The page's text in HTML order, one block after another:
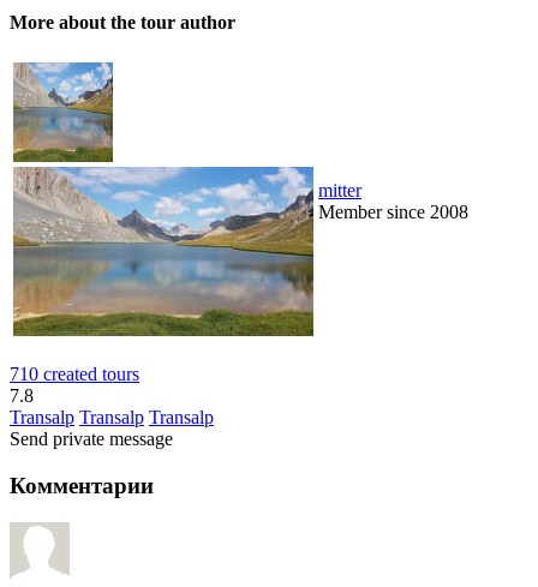
More about the tour author
mitter
Member since 2008
710 created tours
7.8
Transalp Transalp Transalp
Send private message
Комментарии